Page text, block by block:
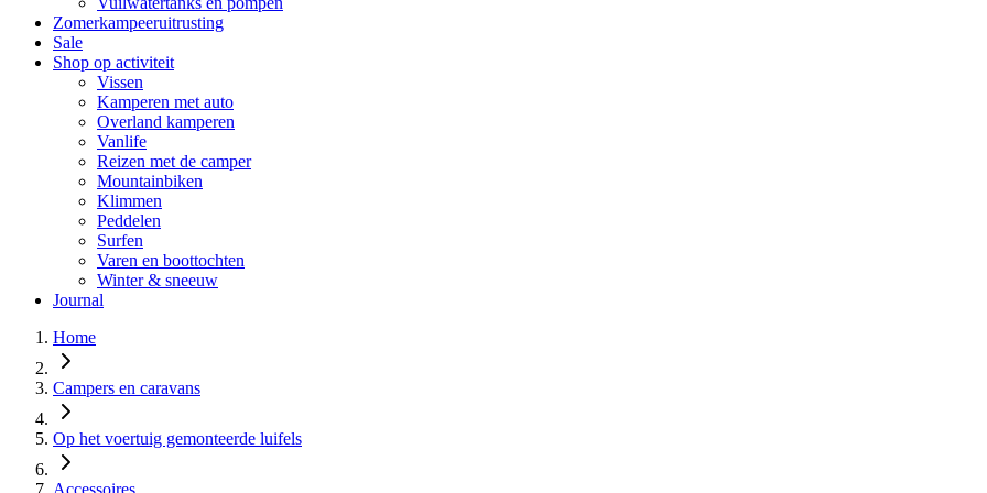
Zomerkampeeruitrusting
Sale
Shop op activiteit
Vissen
Kamperen met auto
Overland kamperen
Vanlife
Reizen met de camper
Mountainbiken
Klimmen
Peddelen
Surfen
Varen en boottochten
Winter & sneeuw
Journal
Home
Campers en caravans
Op het voertuig gemonteerde luifels
Accessoires